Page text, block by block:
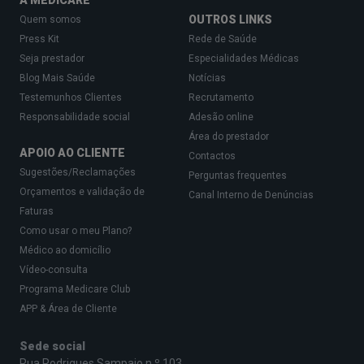
estado de saúde geral. O tipo de anestesia
o paciente é uma criança ou um adulto.
9. Como é feita a recuperação pós-
cirúrgica?
A recuperação após a circuncisão é influenciada
por fatores como a idade, método cirúrgico
Quem somos
Press Kit
Seja prestador
Blog Mais Saúde
Testemunhos Clientes
Responsabilidade social
APOIO AO CLIENTE
Sugestões/Reclamações
Orçamentos e validação de
Faturas
Como usar o meu Plano?
Médico ao domicílio
Vídeo-consulta
Programa Medicare Club
APP & Área de Cliente
OUTROS LINKS
Rede de Saúde
Especialidades Médicas
Notícias
Recrutamento
Adesão online
Área do prestador
Contactos
Perguntas frequentes
Canal Interno de Denúncias
Sede social